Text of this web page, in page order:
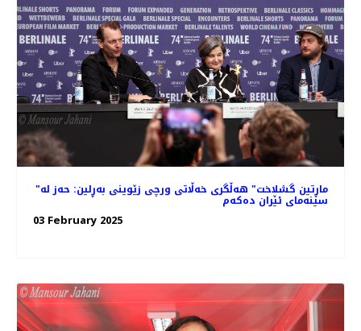
"ماڕتین گشلاخت" هە‌ڵگری خه‌ڵاتی ورچی زێوینی بەڕلین: حه‌ز له
سینه‌مای ئێران ده‌که‌م
03 February 2025